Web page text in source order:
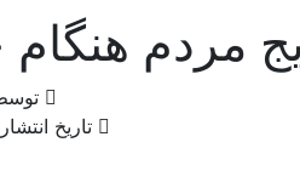
مردم
تاریخ انتشار: دی